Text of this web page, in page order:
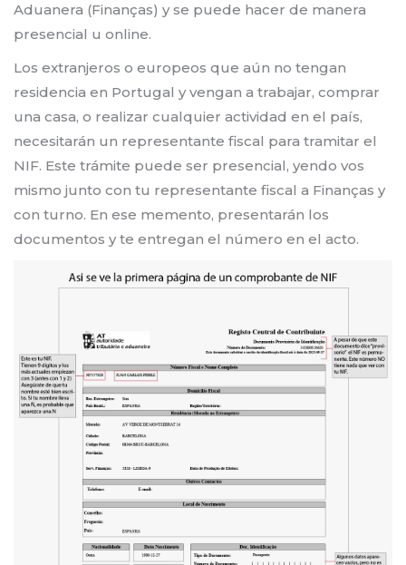
Aduanera (Finanças) y se puede hacer de manera
presencial u online.
Los extranjeros o europeos que aún no tengan
residencia en Portugal y vengan a trabajar, comprar
una casa, o realizar cualquier actividad en el país,
necesitarán un representante fiscal para tramitar el
NIF. Este trámite puede ser presencial, yendo vos
mismo junto con tu representante fiscal a Finanças y
con turno. En ese memento, presentarán los
documentos y te entregan el número en el acto.